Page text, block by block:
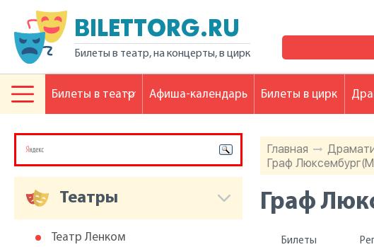
BILETTORG.RU
Билеты в театр, на концерты, в цирк
Главная
Граф
Граф
Билеты
Театры
Театр Ленком
Билеты в театр Афиша-календарь Билеты в цирк